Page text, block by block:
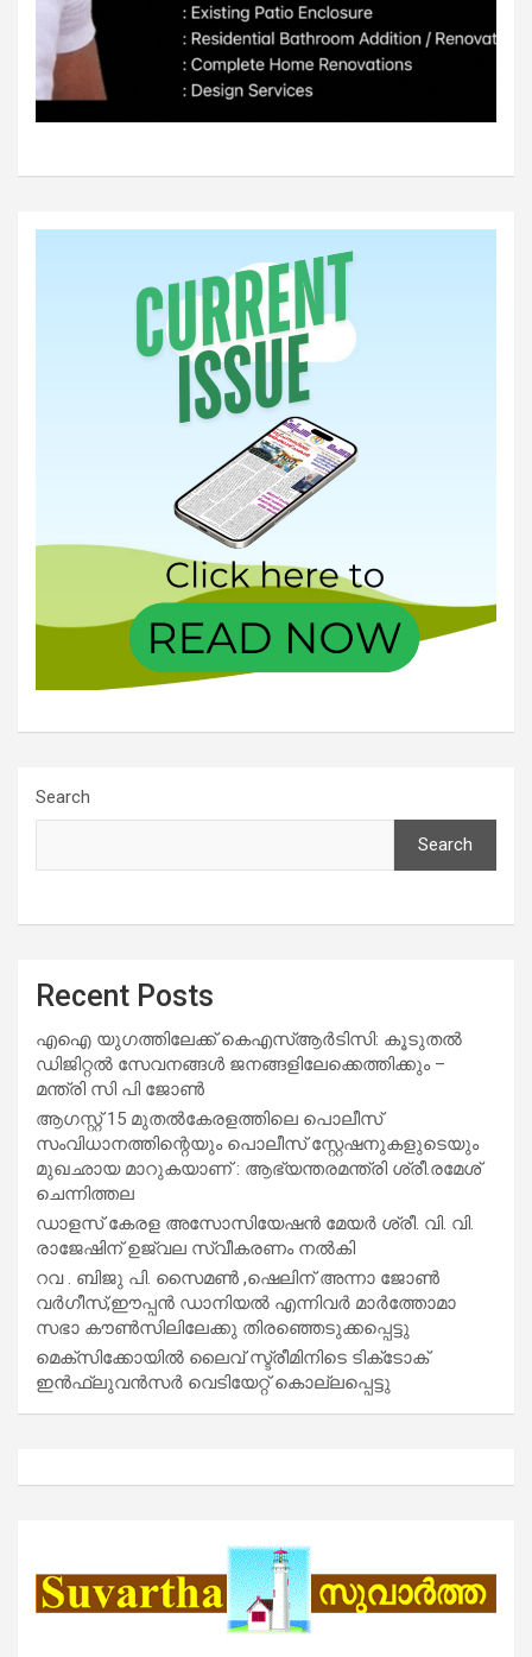
Search
Search
Recent Posts
എഐ യുഗത്തിലേക്ക് കെഎസ്ആർടിസി: കൂടുതൽ
ഡിജിറ്റൽ സേവനങ്ങൾ ജനങ്ങളിലേക്കെത്തിക്കും –
മന്ത്രി സി പി ജോൺ
ആഗസ്റ്റ് 15 മുതല്‍കേരളത്തിലെ പൊലീസ്
സംവിധാനത്തിന്റെയും പൊലീസ് സ്റ്റേഷനുകളുടെയും
മുഖഛായ മാറുകയാണ് : ആഭ്യന്തരമന്ത്രി ശ്രീ.രമേശ്
ചെന്നിത്തല
ഡാളസ് കേരള അസോസിയേഷൻ മേയർ ശ്രീ. വി. വി.
രാജേഷിന് ഉജ്വല സ്വീകരണം നൽകി
റവ . ബിജു പി. സൈമൺ ,ഷെലിന് അന്നാ ജോൺ
വർഗീസ്,ഈപ്പൻ ഡാനിയൽ എന്നിവർ മാർത്തോമാ
സഭാ കൗൺസിലിലേക്കു തിരഞ്ഞെടുക്കപ്പെട്ടു
മെക്സിക്കോയിൽ ലൈവ് സ്ട്രീമിനിടെ ടിക്‌ടോക്
ഇൻഫ്ലുവൻസർ വെടിയേറ്റ് കൊല്ലപ്പെട്ടു